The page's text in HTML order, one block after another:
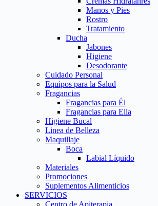
Manos y Pies
Rostro
Tratamiento
Ducha
Jabones
Higiene
Desodorante
Cuidado Personal
Equipos para la Salud
Fragancias
Fragancias para Él
Fragancias para Ella
Higiene Bucal
Linea de Belleza
Maquillaje
Boca
Labial Líquido
Materiales
Promociones
Suplementos Alimenticios
SERVICIOS
Centro de Apiterapia